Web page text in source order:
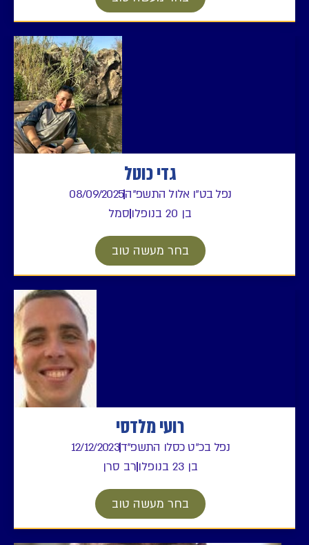
גדי כוטל
נפל בט"ו אלול התשפ"ה08/09/2025
בן 20 בנופלו
סמל
בחר מעשה טוב
רועי מלדסי
נפל בכ"ט כסלו התשפ"ד12/12/2023
בן 23 בנופלו
רב סרן
בחר מעשה טוב